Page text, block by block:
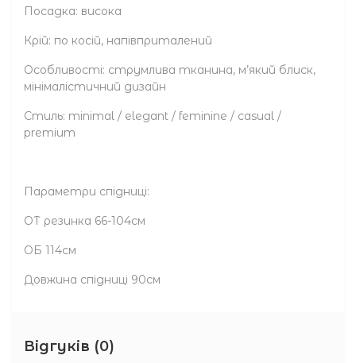
Посадка: висока
Крій: по косій, напівприталений
Особливості: струмлива тканина, м’який блиск,
мінімалістичний дизайн
Стиль: minimal / elegant / feminine / casual /
premium
Параметри спідниці:
ОТ резинка 66-104см
ОБ 114см
Довжина спідниці 90см
Відгуків (0)